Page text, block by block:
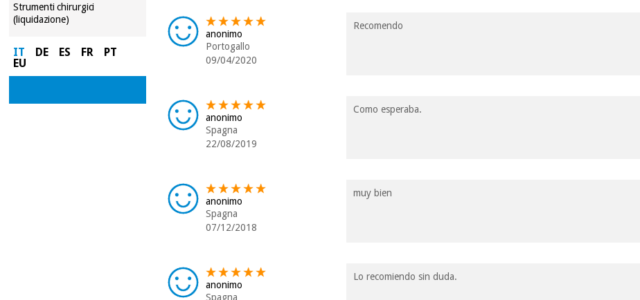
Strumenti chirurgici
(liquidazione)
IT DE ES FR
PT
EU
anonimo
Portogallo
09/04/2020
Recomendo
anonimo
Spagna
22/08/2019
Como esperaba.
anonimo
Spagna
07/12/2018
muy bien
anonimo
Spagna
Lo recomiendo sin duda.